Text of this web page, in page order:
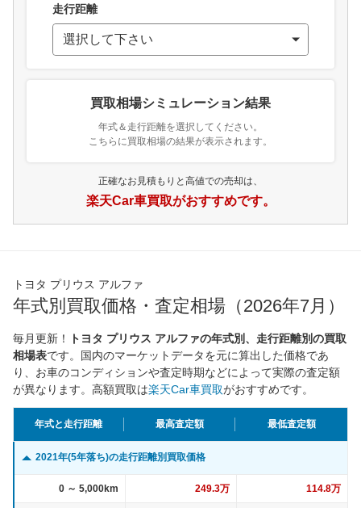
走行距離
買取相場シミュレーション結果
年式＆走行距離を選択してください。
こちらに買取相場の結果が表示されます。
正確なお見積もりと高値での売却は、
楽天Car車買取がおすすめです。
トヨタ プリウス アルファ
年式別買取価格・査定相場（2026年7月）
毎月更新！
トヨタ プリウス アルファの年式別、走行距離別の買取
相場表です。国内のマーケットデータを元に算出した価格であ
り、お車のコンディションや査定時期などによって実際の査定額
が異なります。高額買取は楽天Car車買取がおすすめです。
年式と走行距離 最高査定額 最低査定額
2021年(5年落ち)の走行距離別買取価格
0 ～ 5,000km 249.3万 114.8万